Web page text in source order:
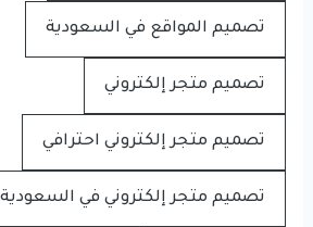
تصميم المواقع في السعودية
تصميم متجر إلكتروني
تصميم متجر إلكتروني احترافي
تصميم متجر إلكتروني في السعودية